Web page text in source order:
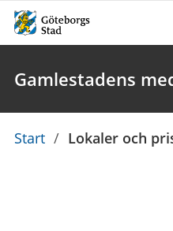
Gamlestadens
Du
Start / Lokaler och